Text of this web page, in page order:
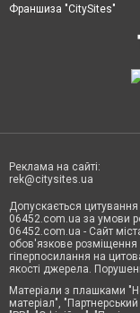
Франшиза "CitySites"
Реклама на сайті:
rek@citysites.ua
Допускається
06452.com.ua за умови
06452.com.ua - Сайт
обов'язкове розміщення
гіперпосилання на
якості джерела.
Матеріали з плашками
матеріал",